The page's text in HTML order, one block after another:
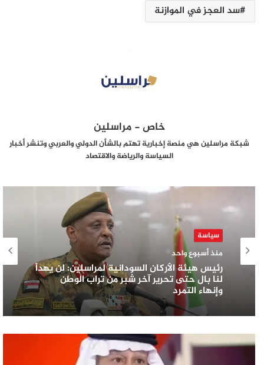
سد العجز في الموازنة
خاص - مراسلين
شبكة مراسلين هي منصة إخبارية تهتم بالشأن الدولي والعربي وتنشر أخبار
السياسة والرياضة والاقتصاد
سياسة
منذ أسبوع واحد
رئيس هيئة الأركان السودانية لمراسلين: لن يهدأ
لنا بال حتى تحرير آخر شبر من تراب الوطن
وإنهاء التمرد